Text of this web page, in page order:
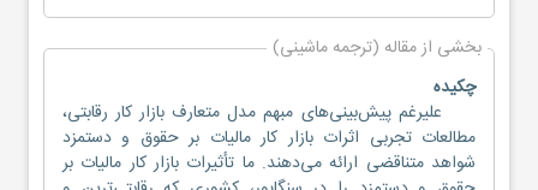
بخشی از مقاله (ترجمه ماشینی)
چکیده
علیرغم پیش‌بینی‌های مبهم مدل متعارف بازار کار رقابتی،
مطالعات تجربی اثرات بازار کار مالیات بر حقوق و دستمزد
شواهد متناقضی ارائه می‌دهند. ما تأثیرات بازار کار مالیات بر